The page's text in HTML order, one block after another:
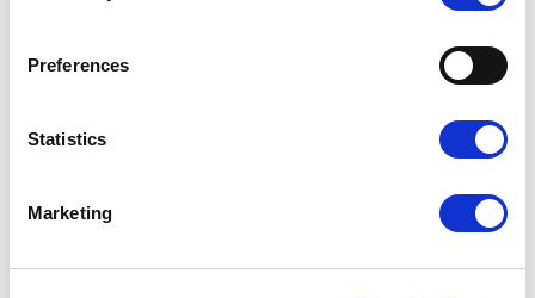
Preferences
Statistics
Marketing